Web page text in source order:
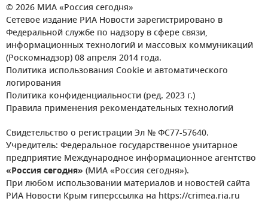
© 2026 МИА «Россия сегодня»
Сетевое издание РИА Новости зарегистрировано в
Федеральной службе по надзору в сфере связи,
информационных технологий и массовых коммуникаций
(Роскомнадзор) 08 апреля 2014 года.
Политика использования Cookie и автоматического
логирования
Политика конфиденциальности (ред. 2023 г.)
Правила применения рекомендательных технологий
Свидетельство о регистрации Эл № ФС77-57640.
Учредитель: Федеральное государственное унитарное
предприятие Международное информационное агентство
«Россия сегодня» (МИА «Россия сегодня»).
При любом использовании материалов и новостей сайта
РИА Новости Крым гиперссылка на https://crimea.ria.ru